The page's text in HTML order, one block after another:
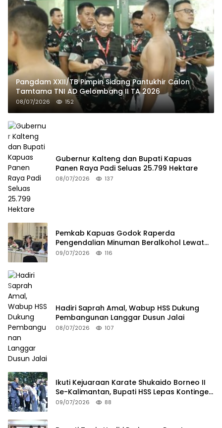
Pangdam XXII/TB Pimpin Sidang Pantukhir Calon
Tamtama TNI AD Gelombang II TA 2026
08/07/2026 152
Gubernur Kalteng dan Bupati Kapuas
Panen Raya Padi Seluas 25.799 Hektare
08/07/2026 137
Pemkab Kapuas Godok Raperda
Pengendalian Minuman Beralkohol Lewat
FGD
09/07/2026 116
Hadiri Saprah Amal, Wabup HSS Dukung
Pembangunan Langgar Dusun Jalai
08/07/2026 107
Ikuti Kejuaraan Karate Shukaido Borneo II
Se-Kalimantan, Bupati HSS Lepas Kontingen
FORKI
09/07/2026 88